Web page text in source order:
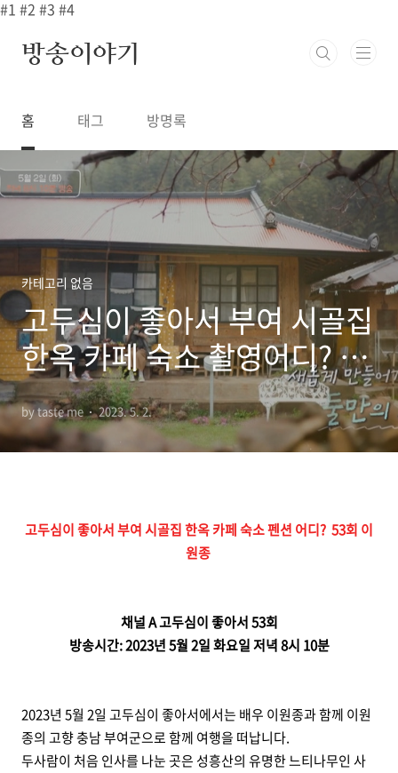
#1 #2 #3 #4
본문 바로가기
방송이야기
홈 태그 방명록
카테고리 없음
고두심이 좋아서 부여 시골집
한옥 카페 숙소 촬영어디? 53
회 호텔 델루나 느티나무 디
자이너 정보 이원종
by taste me 2023. 5. 2.
고두심이 좋아서 부여 시골집 한옥 카페 숙소 펜션 어디? 53회 이
원종
채널 A 고두심이 좋아서 53회
방송시간: 2023년 5월 2일 화요일 저녁 8시 10분
2023년 5월 2일 고두심이 좋아서에서는 배우 이원종과 함께 이원
종의 고향 충남 부여군으로 함께 여행을 떠납니다.
두사람이 처음 인사를 나눈 곳은 성흥산의 유명한 느티나무인 사